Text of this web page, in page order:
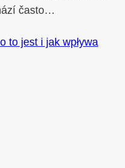
často…